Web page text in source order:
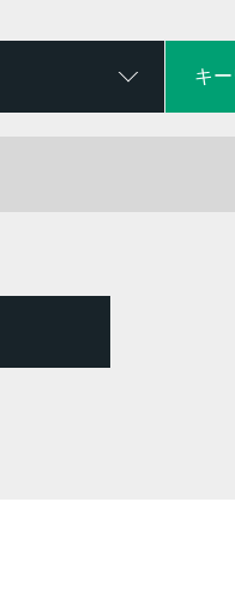
キ